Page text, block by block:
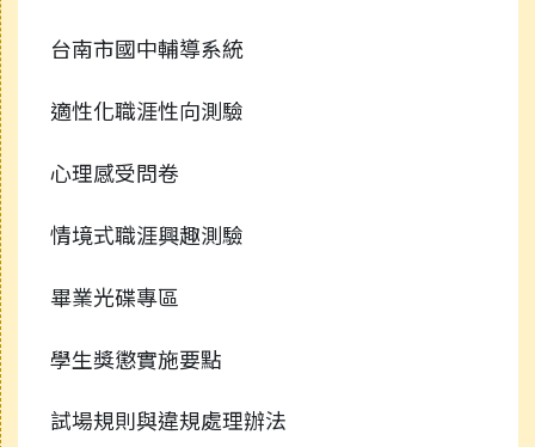
台南市國中輔導系統
適性化職涯性向測驗
心理感受問卷
情境式職涯興趣測驗
畢業光碟專區
學生獎懲實施要點
試場規則與違規處理辦法